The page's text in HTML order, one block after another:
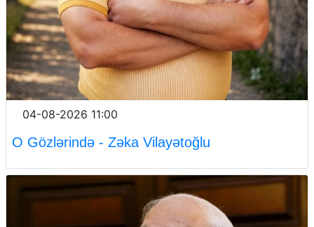
04-08-2026 11:00
O Gözlərində - Zəka Vilayətoğlu